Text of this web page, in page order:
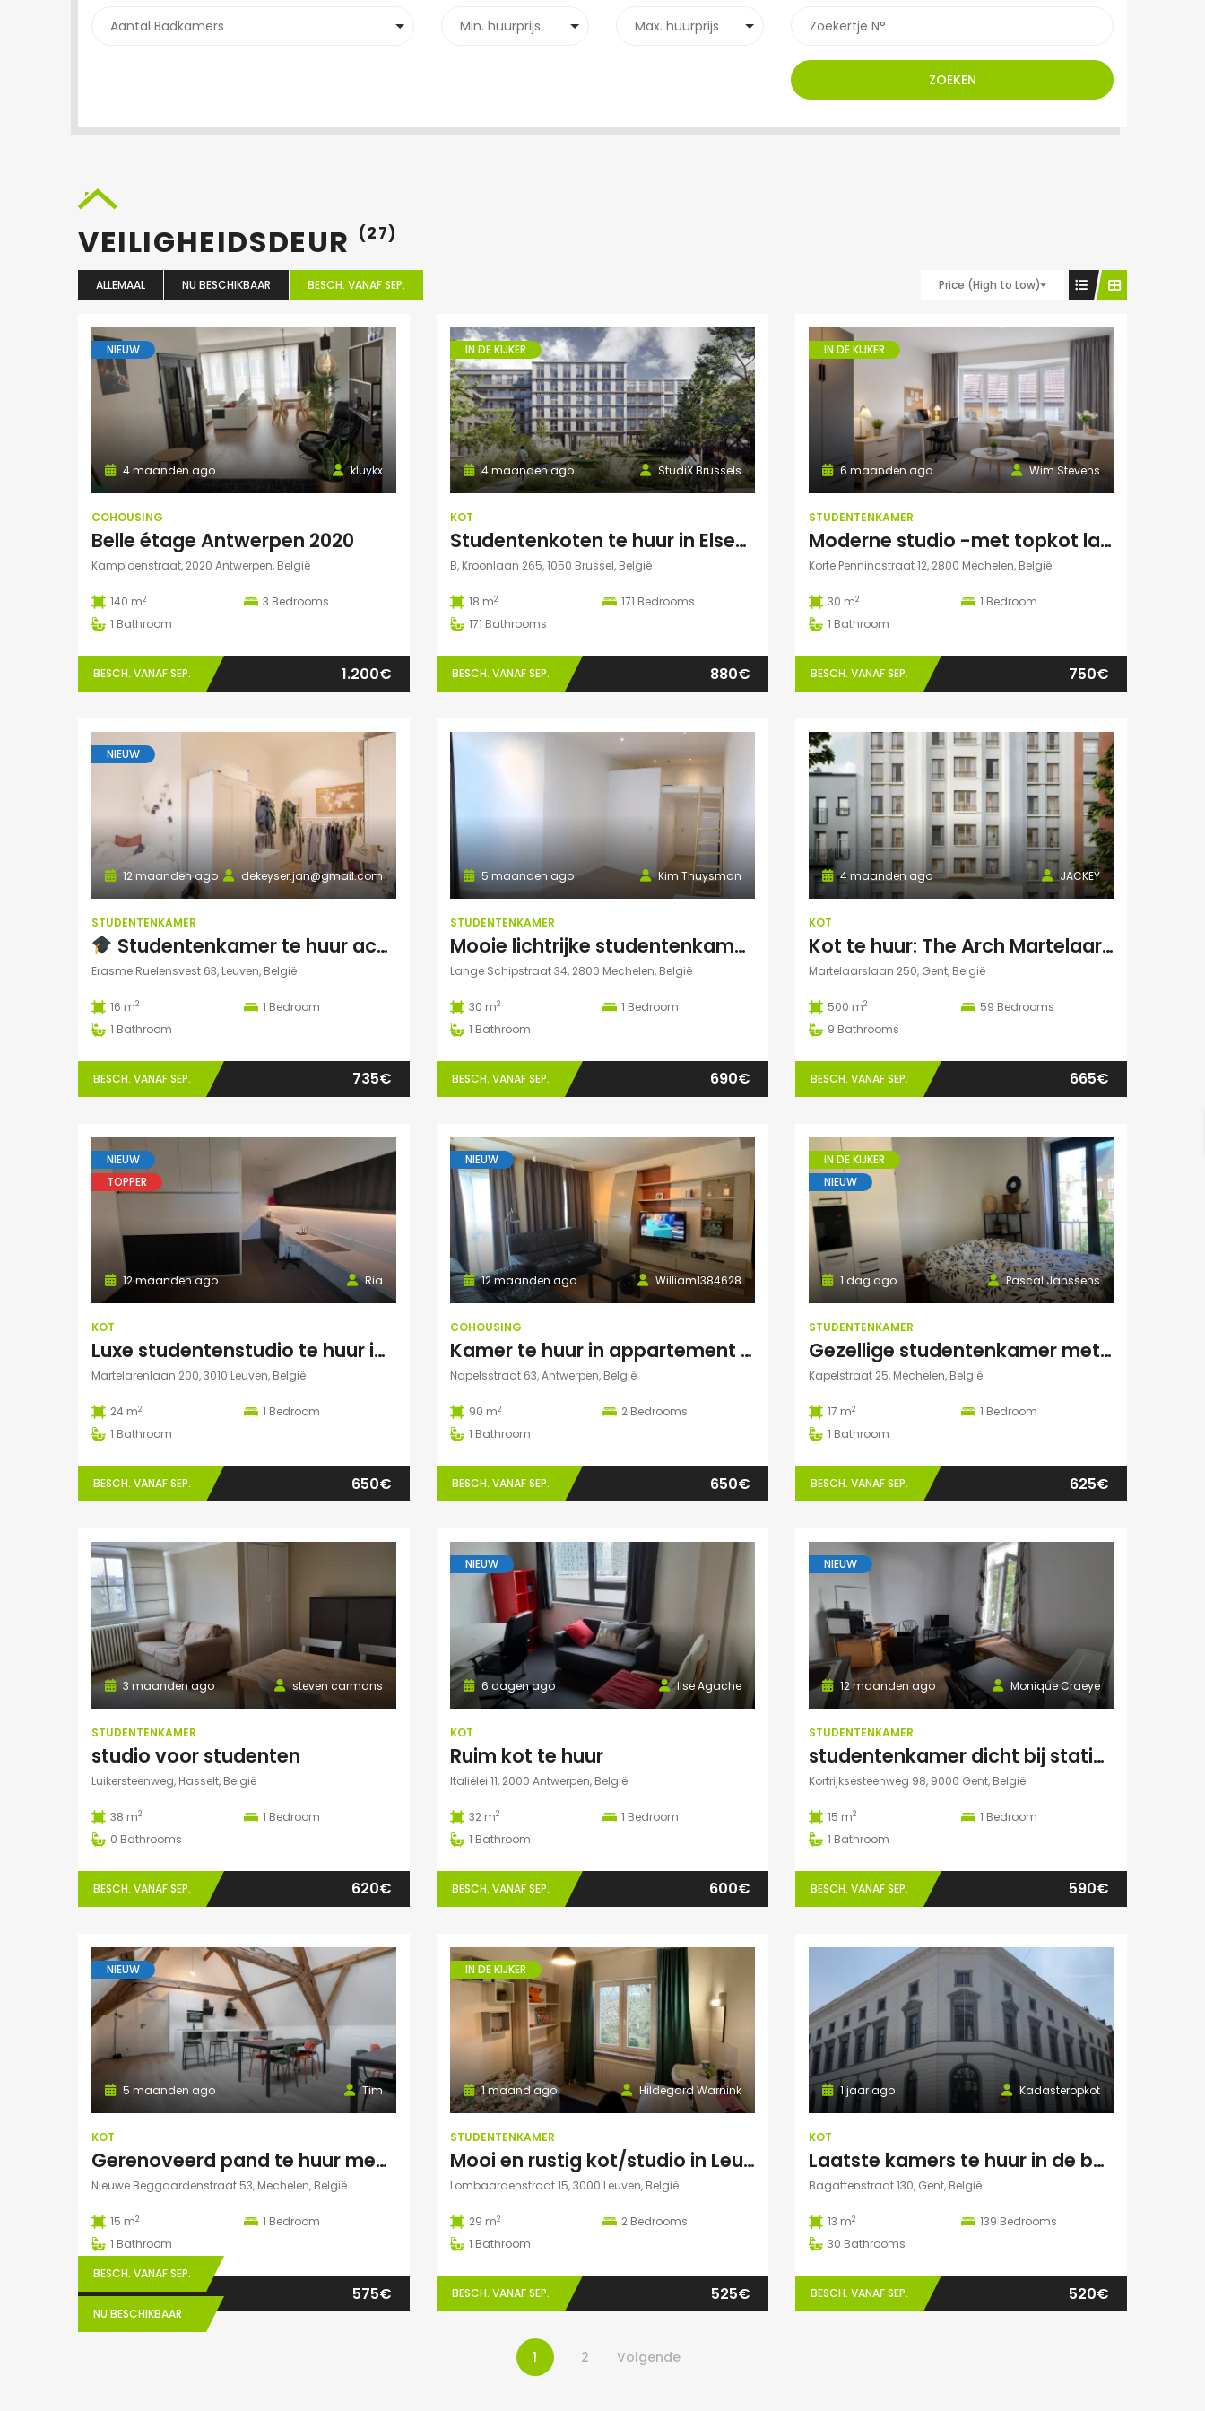
ZOEKEN
VEILIGHEIDSDEUR (27)
ALLEMAAL NU BESCHIKBAAR BESCH. VANAF SEP. Price (High to Low)
NIEUW
kluykx
4 maanden ago
COHOUSING
Belle étage Antwerpen 2020
Kampioenstraat, 2020 Antwerpen, België
140 m2 3 Bedrooms
1 Bathroom
BESCH. VANAF SEP. 1.200€
IN DE KIJKER
StudiX Brussels
4 maanden ago
KOT
Studentenkoten te huur in Elsene – Residentie StudiX
B, Kroonlaan 265, 1050 Brussel, België
18 m2 171 Bedrooms
171 Bathrooms
BESCH. VANAF SEP. 880€
IN DE KIJKER
Wim Stevens
6 maanden ago
STUDENTENKAMER
Moderne studio -met topkot label- te huur gelegen in hartje Mechelen
Korte Pennincstraat 12, 2800 Mechelen, België
30 m2 1 Bedroom
1 Bathroom
BESCH. VANAF SEP. 750€
NIEUW
dekeyser.jan@gmail.com
12 maanden ago
STUDENTENKAMER
Studentenkamer te huur academiejaar 2025-2026 – Ruelensvest 63, Leuven (Naamsepoort)
Erasme Ruelensvest 63, Leuven, België
16 m2 1 Bedroom
1 Bathroom
BESCH. VANAF SEP. 735€
Kim Thuysman
5 maanden ago
STUDENTENKAMER
Mooie lichtrijke studentenkamer in hartje Mechelen
Lange Schipstraat 34, 2800 Mechelen, België
30 m2 1 Bedroom
1 Bathroom
BESCH. VANAF SEP. 690€
JACKEY
4 maanden ago
KOT
Kot te huur: The Arch Martelaarslaan 250
Martelaarslaan 250, Gent, België
500 m2 59 Bedrooms
9 Bathrooms
BESCH. VANAF SEP. 665€
NIEUW
TOPPER
Ria
12 maanden ago
KOT
Luxe studentenstudio te huur in Leuven
Martelarenlaan 200, 3010 Leuven, België
24 m2 1 Bedroom
1 Bathroom
BESCH. VANAF SEP. 650€
NIEUW
William1384628
12 maanden ago
COHOUSING
Kamer te huur in appartement in antwerpen (Eilandje)
Napelsstraat 63, Antwerpen, België
90 m2 2 Bedrooms
1 Bathroom
BESCH. VANAF SEP. 650€
IN DE KIJKER
NIEUW
Pascal Janssens
1 dag ago
STUDENTENKAMER
Gezellige studentenkamer met eigen badkamer in Mechelen
Kapelstraat 25, Mechelen, België
17 m2 1 Bedroom
1 Bathroom
BESCH. VANAF SEP. 625€
steven carmans
3 maanden ago
STUDENTENKAMER
studio voor studenten
Luikersteenweg, Hasselt, België
38 m2 1 Bedroom
0 Bathrooms
BESCH. VANAF SEP. 620€
NIEUW
Ilse Agache
6 dagen ago
KOT
Ruim kot te huur
Italiëlei 11, 2000 Antwerpen, België
32 m2 1 Bedroom
1 Bathroom
BESCH. VANAF SEP. 600€
NIEUW
Monique Craeye
12 maanden ago
STUDENTENKAMER
studentenkamer dicht bij station en Citadelpark centraal gelegen
Kortrijksesteenweg 98, 9000 Gent, België
15 m2 1 Bedroom
1 Bathroom
BESCH. VANAF SEP. 590€
NIEUW
Tim
5 maanden ago
KOT
Gerenoveerd pand te huur mechelen Nieuwe Beggaardenstr
Nieuwe Beggaardenstraat 53, Mechelen, België
15 m2 1 Bedroom
1 Bathroom
BESCH. VANAF SEP.
NU BESCHIKBAAR
575€
IN DE KIJKER
Hildegard Warnink
1 maand ago
STUDENTENKAMER
Mooi en rustig kot/studio in Leuven
Lombaardenstraat 15, 3000 Leuven, België
29 m2 2 Bedrooms
1 Bathroom
BESCH. VANAF SEP. 525€
Kadasteropkot
1 jaar ago
KOT
Laatste kamers te huur in de bagattenstraat 130
Bagattenstraat 130, Gent, België
13 m2 139 Bedrooms
30 Bathrooms
BESCH. VANAF SEP. 520€
1 2 Volgende